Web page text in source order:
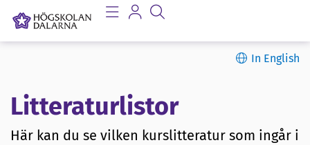
In English
Litteraturlistor
Här kan du se vilken kurslitteratur som ingår i